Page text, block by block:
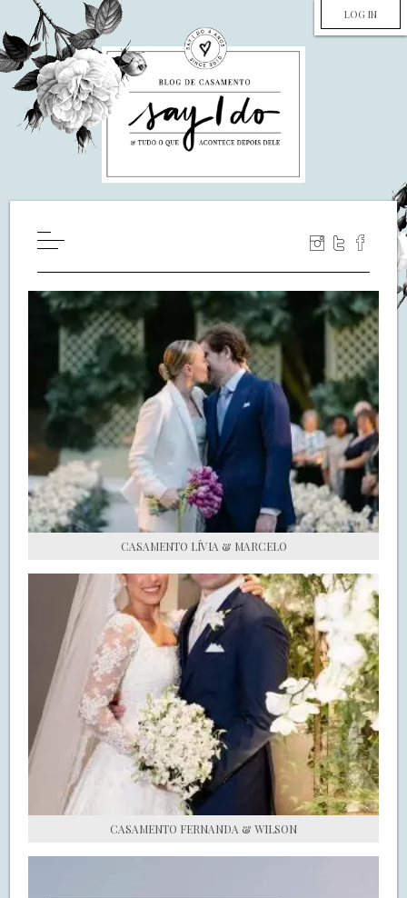
LOG IN
WILL YOU MARRY ME?
LUA DE MEL
COZINHA
DECORAÇÃO
DE NOIVA PRA NOIVA
S.O.S CASADAS
FALE COM O SAY I DO
CASAMENTO LÍVIA & MARCELO
CASAMENTO FERNANDA & WILSON